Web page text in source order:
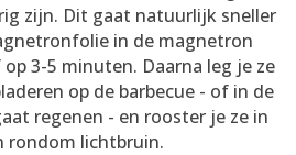
zijn. Dit gaat natuurlijk sneller
in de magnetron
3-5 minuten. Daarna leg je ze
op de barbecue - of in de
regenen - en rooster je ze in
rondom lichtbruin.